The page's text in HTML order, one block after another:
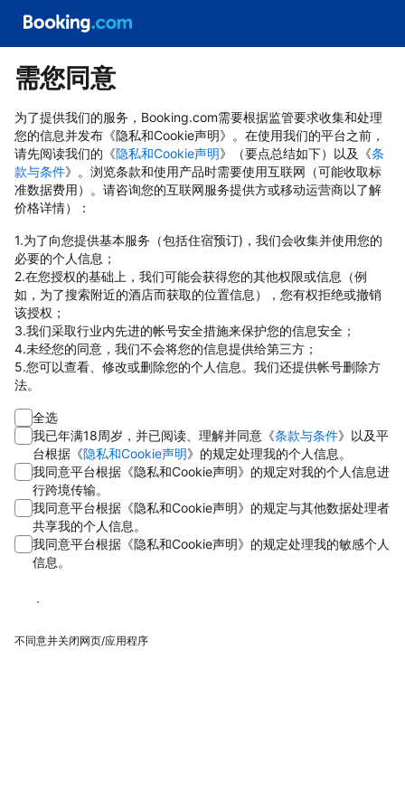
需您同意
为了提供我们的服务，Booking.com需要根据监管要求收集和处理
您的信息并发布《隐私和Cookie声明》。在使用我们的平台之前，
请先阅读我们的《隐私和Cookie声明》（要点总结如下）以及《条
款与条件》。浏览条款和使用产品时需要使用互联网（可能收取标
准数据费用）。请咨询您的互联网服务提供方或移动运营商以了解
价格详情）：
1.为了向您提供基本服务（包括住宿预订)，我们会收集并使用您的
必要的个人信息；
2.在您授权的基础上，我们可能会获得您的其他权限或信息（例
如，为了搜索附近的酒店而获取的位置信息），您有权拒绝或撤销
该授权；
3.我们采取行业内先进的帐号安全措施来保护您的信息安全；
4.未经您的同意，我们不会将您的信息提供给第三方；
5.您可以查看、修改或删除您的个人信息。我们还提供帐号删除方
法。
全选
我已年满18周岁，并已阅读、理解并同意《条款与条件》以及平
台根据《隐私和Cookie声明》的规定处理我的个人信息。
我同意平台根据《隐私和Cookie声明》的规定对我的个人信息进
行跨境传输。
我同意平台根据《隐私和Cookie声明》的规定与其他数据处理者
共享我的个人信息。
我同意平台根据《隐私和Cookie声明》的规定处理我的敏感个人
信息。
同意
不同意并关闭网页/应用程序